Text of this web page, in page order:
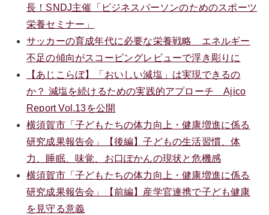
長！SNDJ主催「ビジネスパーソンのためのスポーツ
栄養セミナー」
サッカーの育成年代に必要な栄養戦略 エネルギー
不足の傾向がスコーピングレビューで浮き彫りに
【あじこらぼ】「おいしい減塩」は実現できるの
か？ 減塩を続けるための実践的アプローチ Ajico
Report Vol.13を公開
横須賀市「子どもたちの体力向上・健康増進に係る
研究成果報告会」【後編】子どもの生活習慣、体
力、睡眠、味覚、お口ぽかんの現状と危機感
横須賀市「子どもたちの体力向上・健康増進に係る
研究成果報告会」【前編】産学官連携で子ども健康
を見守る意義